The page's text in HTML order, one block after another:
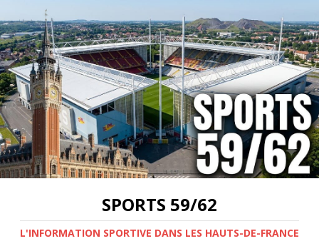
SPORTS 59/62
L'INFORMATION SPORTIVE DANS LES HAUTS-DE-FRANCE